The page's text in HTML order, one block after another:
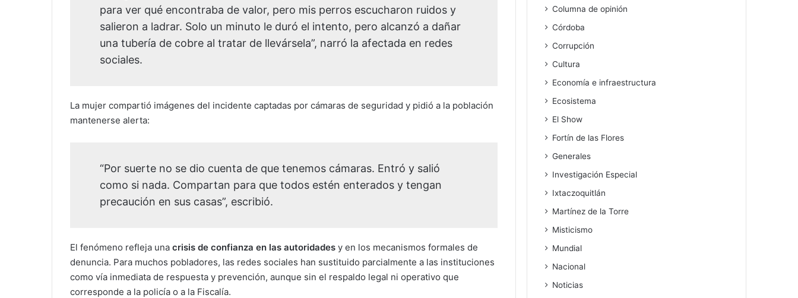
para ver qué encontraba de valor, pero mis perros escucharon ruidos y
salieron a ladrar. Solo un minuto le duró el intento, pero alcanzó a dañar
una tubería de cobre al tratar de llevársela”, narró la afectada en redes
sociales.
La mujer compartió imágenes del incidente captadas por cámaras de seguridad y pidió a la población
mantenerse alerta:
“Por suerte no se dio cuenta de que tenemos cámaras. Entró y salió
como si nada. Compartan para que todos estén enterados y tengan
precaución en sus casas”, escribió.
El fenómeno refleja una crisis de confianza en las autoridades y en los mecanismos formales de
denuncia. Para muchos pobladores, las redes sociales han sustituido parcialmente a las instituciones
como vía inmediata de respuesta y prevención, aunque sin el respaldo legal ni operativo que
corresponde a la policía o a la Fiscalía.
Columna de opinión
Córdoba
Corrupción
Cultura
Economía e infraestructura
Ecosistema
El Show
Fortín de las Flores
Generales
Investigación Especial
Ixtaczoquitlán
Martínez de la Torre
Misticismo
Mundial
Nacional
Noticias